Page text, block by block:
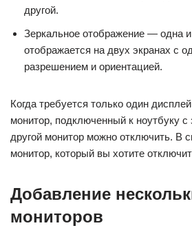
другой.
Зеркальное отображение — одна
отображается на двух экранах с
разрешением и ориентацией.
Когда требуется только один
монитор, подключенный к ноутбуку
другой монитор можно отключить. В
монитор, который вы хотите
Добавление
мониторов